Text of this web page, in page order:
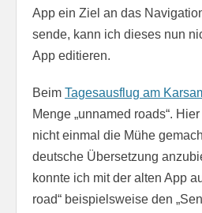
App ein Ziel an das
sende, kann ich dieses nun
App editieren.
Beim Tagesausflug am
Menge „unnamed roads“.
nicht einmal die Mühe
deutsche Übersetzung
konnte ich mit der alten App
road“ beispielsweise den